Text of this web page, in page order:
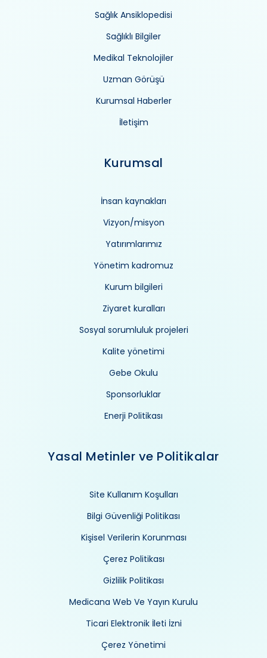
Sağlık Ansiklopedisi
Sağlıklı Bilgiler
Medikal Teknolojiler
Uzman Görüşü
Kurumsal Haberler
İletişim
Kurumsal
İnsan kaynakları
Vizyon/misyon
Yatırımlarımız
Yönetim kadromuz
Kurum bilgileri
Ziyaret kuralları
Sosyal sorumluluk projeleri
Kalite yönetimi
Gebe Okulu
Sponsorluklar
Enerji Politikası
Yasal Metinler ve Politikalar
Site Kullanım Koşulları
Bilgi Güvenliği Politikası
Kişisel Verilerin Korunması
Çerez Politikası
Gizlilik Politikası
Medicana Web Ve Yayın Kurulu
Ticari Elektronik İleti İzni
Çerez Yönetimi